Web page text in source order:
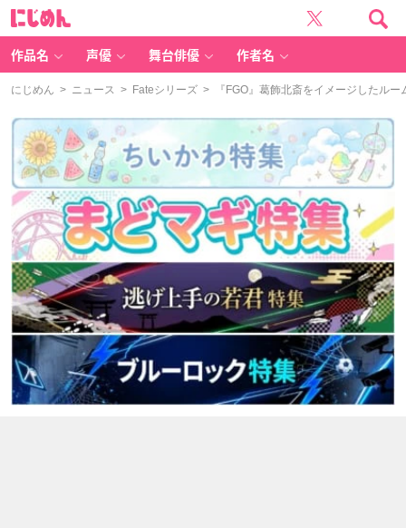
作品名 声優 舞台俳優 作者名
にじめん > ニュース > Fateシリーズ > 『FGO』葛飾北斎をイメージしたル